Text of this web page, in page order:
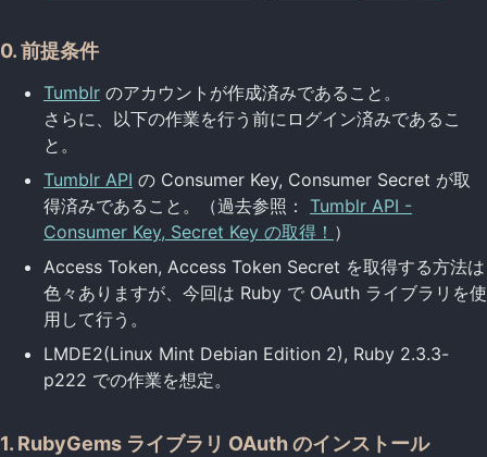
0. 前提条件
Tumblr のアカウントが作成済みであること。
さらに、以下の作業を行う前にログイン済みであるこ
と。
Tumblr API の Consumer Key, Consumer Secret が取
得済みであること。（過去参照： Tumblr API -
Consumer Key, Secret Key の取得！ ）
Access Token, Access Token Secret を取得する方法は
色々ありますが、今回は Ruby で OAuth ライブラリを使
用して行う。
LMDE2(Linux Mint Debian Edition 2), Ruby 2.3.3-
p222 での作業を想定。
1. RubyGems ライブラリ OAuth のインストール